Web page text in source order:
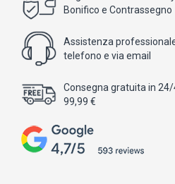
Bonifico e Contrassegno
Assistenza
telefono e via email
Consegna gratuita in
99,99 €